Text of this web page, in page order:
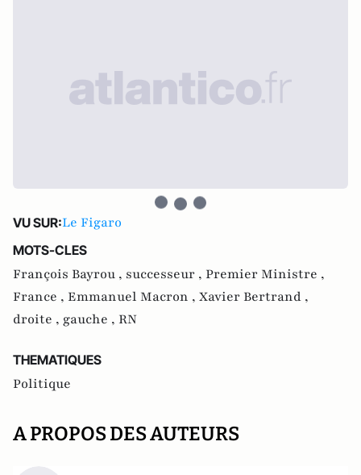
VU SUR:Le Figaro
MOTS-CLES
François Bayrou , successeur , Premier Ministre ,
France , Emmanuel Macron , Xavier Bertrand ,
droite , gauche , RN
THEMATIQUES
Politique
A PROPOS DES AUTEURS